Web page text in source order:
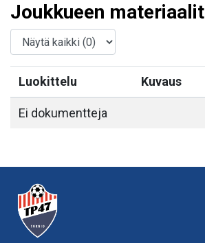
Joukkueen materiaalit
Luokittelu Kuvaus
Ei dokumentteja